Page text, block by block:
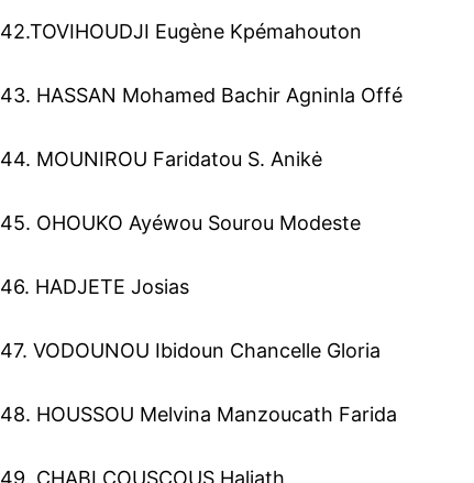
42.TOVIHOUDJI Eugène Kpémahouton
43. HASSAN Mohamed Bachir Agninla Offé
44. MOUNIROU Faridatou S. Anikė
45. OHOUKO Ayéwou Sourou Modeste
46. HADJETE Josias
47. VODOUNOU Ibidoun Chancelle Gloria
48. HOUSSOU Melvina Manzoucath Farida